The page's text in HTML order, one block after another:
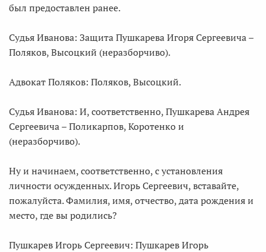
был предоставлен ранее.
Судья Иванова: Защита Пушкарева Игоря Сергеевича –
Поляков, Высоцкий (неразборчиво).
Адвокат Поляков: Поляков, Высоцкий.
Судья Иванова: И, соответственно, Пушкарева Андрея
Сергеевича – Поликарпов, Коротенко и
(неразборчиво).
Ну и начинаем, соответственно, с установления
личности осужденных. Игорь Сергеевич, вставайте,
пожалуйста. Фамилия, имя, отчество, дата рождения и
место, где вы родились?
Пушкарев Игорь Сергеевич: Пушкарев Игорь